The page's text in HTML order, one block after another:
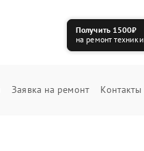
Получить 1500₽
на ремонт техники
Заявка на ремонт Контакты